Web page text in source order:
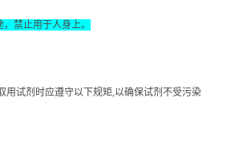
禁止用于人身上。
用试剂时应遵守以下规矩,以确保试剂不受污染